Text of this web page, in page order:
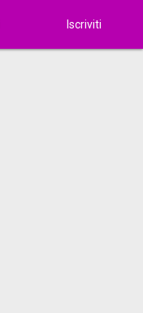
Iscriviti